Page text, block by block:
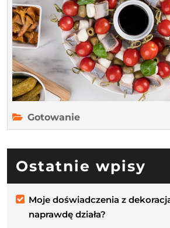
Gotowanie
Ostatnie wpisy
Moje doświadczenia z
naprawdę działa?